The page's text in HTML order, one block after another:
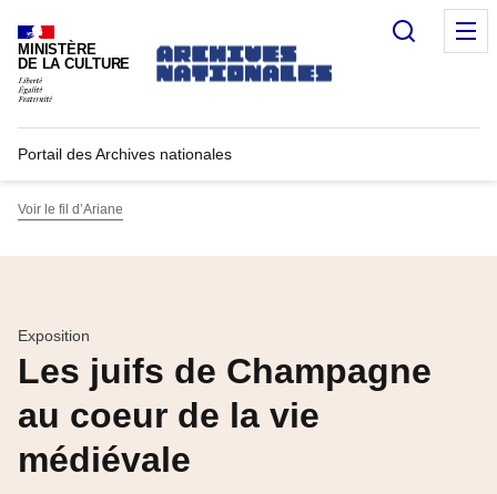
MINISTÈRE
DE LA CULTURE
Portail des Archives nationales
Voir le fil d’Ariane
Exposition
Les juifs de Champagne
au coeur de la vie
médiévale